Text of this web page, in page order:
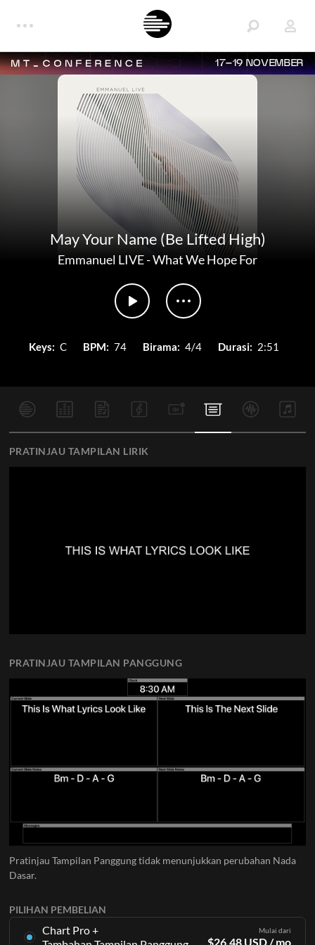
17–19 NOVEMBER
May Your Name (Be Lifted High)
Emmanuel LIVE-What We Hope For
Keys: C BPM: 74 Birama: 4/4 Durasi: 2:51
PILIHAN PEMBELIAN
Chart Pro +
Mulai dari
$26.48 USD / mo
PRATINJAU TAMPILAN LIRIK
PRATINJAU TAMPILAN PANGGUNG
Pratinjau Tampilan Panggung tidak menunjukkan perubahan Nada
Dasar.